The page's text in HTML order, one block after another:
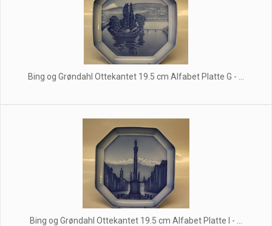
Bing og Grøndahl Ottekantet 19.5 cm Alfabet Platte G - ...
Bing og Grøndahl Ottekantet 19.5 cm Alfabet Platte I - ...